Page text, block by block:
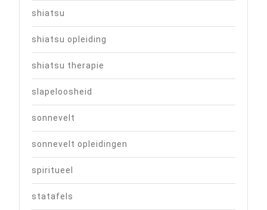
shiatsu
shiatsu opleiding
shiatsu therapie
slapeloosheid
sonnevelt
sonnevelt opleidingen
spiritueel
statafels